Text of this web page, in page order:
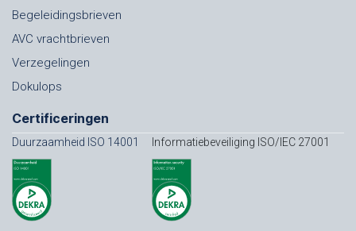
Begeleidingsbrieven
AVC vrachtbrieven
Verzegelingen
Dokulops
Certificeringen
Duurzaamheid ISO 14001 Informatiebeveiliging ISO/IEC 27001